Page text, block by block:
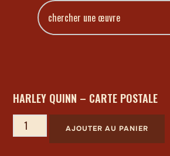
HARLEY QUINN – CARTE POSTALE
AJOUTER AU PANIER